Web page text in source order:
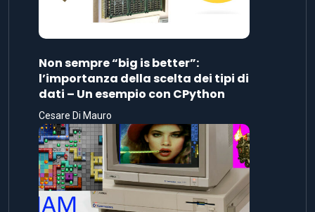
Non sempre “big is better”:
l’importanza della scelta dei tipi di
dati – Un esempio con CPython
Cesare Di Mauro